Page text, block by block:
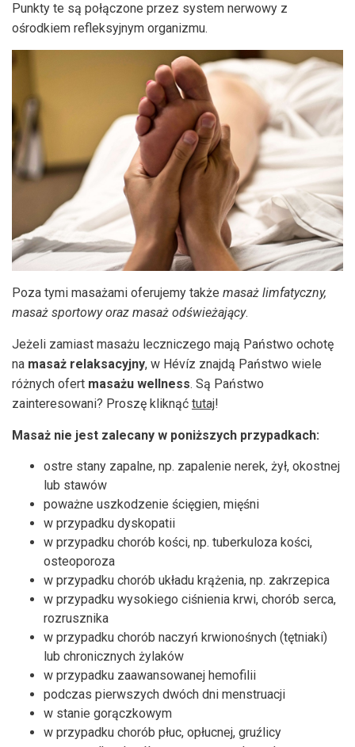
Punkty te są połączone przez system nerwowy z
ośrodkiem refleksyjnym organizmu.
Poza tymi masażami oferujemy także masaż limfatyczny,
masaż sportowy oraz masaż odświeżający.
Jeżeli zamiast masażu leczniczego mają Państwo ochotę
na masaż relaksacyjny, w Hévíz znajdą Państwo wiele
różnych ofert masażu wellness. Są Państwo
zainteresowani? Proszę kliknąć tutaj!
Masaż nie jest zalecany w poniższych przypadkach:
ostre stany zapalne, np. zapalenie nerek, żył, okostnej
lub stawów
poważne uszkodzenie ścięgien, mięśni
w przypadku dyskopatii
w przypadku chorób kości, np. tuberkuloza kości,
osteoporoza
w przypadku chorób układu krążenia, np. zakrzepica
w przypadku wysokiego ciśnienia krwi, chorób serca,
rozrusznika
w przypadku chorób naczyń krwionośnych (tętniaki)
lub chronicznych żylaków
w przypadku zaawansowanej hemofilii
podczas pierwszych dwóch dni menstruacji
w stanie gorączkowym
w przypadku chorób płuc, opłucnej, gruźlicy